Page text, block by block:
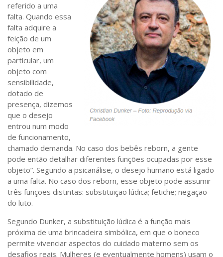
referido a uma
falta. Quando essa
falta adquire a
feição de um
objeto em
particular, um
objeto com
sensibilidade,
dotado de
presença, dizemos
que o desejo
entrou num modo
de funcionamento,
chamado demanda. No caso dos bebês reborn, a gente
pode então detalhar diferentes funções ocupadas por esse
objeto”. Segundo a psicanálise, o desejo humano está ligado
a uma falta. No caso dos reborn, esse objeto pode assumir
três funções distintas: substituição lúdica; fetiche; negação
do luto.
Segundo Dunker, a substituição lúdica é a função mais
próxima de uma brincadeira simbólica, em que o boneco
permite vivenciar aspectos do cuidado materno sem os
desafios reais. Mulheres (e eventualmente homens) usam o